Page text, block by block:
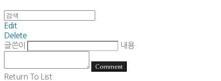
Edit
Delete
글쓴이
내용
Comment
Return To List